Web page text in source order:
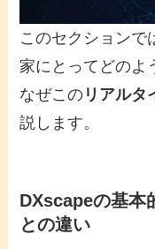
このセクションで
家にとってどのよ
なぜこの リアルタ
説します。
DXscapeの基本
との違い